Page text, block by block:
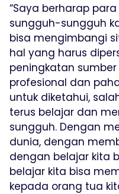
“Saya berharap
sungguh-sungguh
bisa mengimbangi
hal yang harus
peningkatan
profesional dan
untuk diketahui,
terus belajar dan
sungguh. Dengan
dunia, dengan
dengan belajar kita
belajar kita bisa
kepada orang tua